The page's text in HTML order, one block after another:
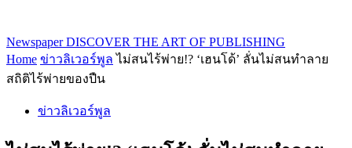
Newspaper DISCOVER THE ART OF PUBLISHING
Home ข่าวลิเวอร์พูล ไม่สนไร้พ่าย!? ‘เฮนโด้’ ลั่นไม่สนทำลาย
สถิติไร้พ่ายของปืน
ข่าวลิเวอร์พูล